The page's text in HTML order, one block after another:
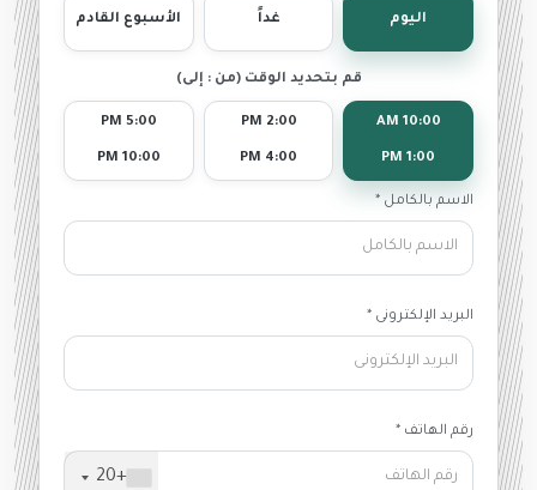
اليوم غداً الأسبوع القادم
قم بتحديد الوقت (من : إلى)
10:00 AM
1:00 PM
2:00 PM
4:00 PM
5:00 PM
10:00 PM
الاسم بالكامل *
البريد الإلكترونى *
رقم الهاتف *
+20